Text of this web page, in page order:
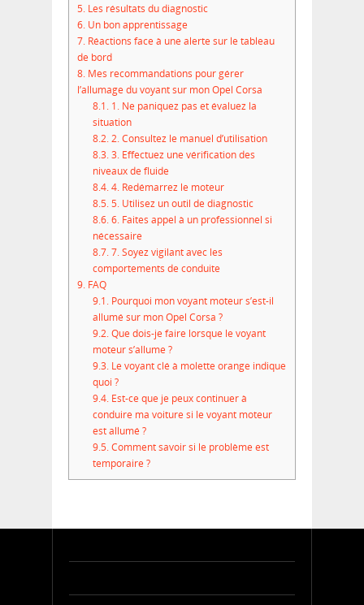
5. Les résultats du diagnostic
6. Un bon apprentissage
7. Réactions face à une alerte sur le tableau
de bord
8. Mes recommandations pour gérer
l’allumage du voyant sur mon Opel Corsa
8.1.1. Ne paniquez pas et évaluez la
situation
8.2.2. Consultez le manuel d’utilisation
8.3.3. Effectuez une vérification des
niveaux de fluide
8.4.4. Redémarrez le moteur
8.5.5. Utilisez un outil de diagnostic
8.6.6. Faites appel à un professionnel si
nécessaire
8.7.7. Soyez vigilant avec les
comportements de conduite
9. FAQ
9.1.Pourquoi mon voyant moteur s’est-il
allumé sur mon Opel Corsa ?
9.2.Que dois-je faire lorsque le voyant
moteur s’allume ?
9.3.Le voyant clé à molette orange indique
quoi ?
9.4.Est-ce que je peux continuer à
conduire ma voiture si le voyant moteur
est allumé ?
9.5.Comment savoir si le problème est
temporaire ?